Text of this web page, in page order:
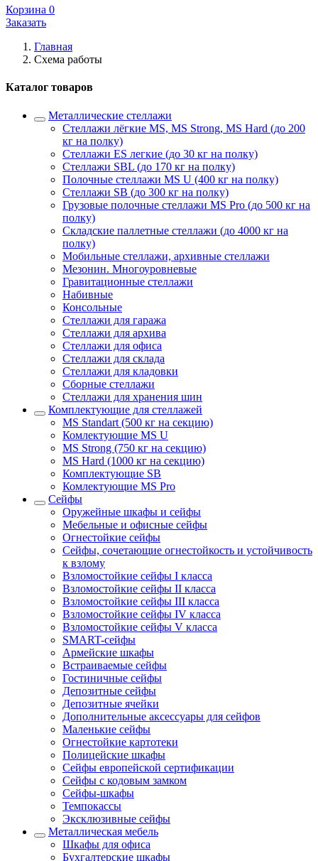
Корзина 0
Заказать
Главная
Схема работы
Каталог товаров
Металлические стеллажи
Стеллажи лёгкие MS, MS Strong, MS Hard (до 200
кг на полку)
Стеллажи ES легкие (до 30 кг на полку)
Стеллажи SBL (до 170 кг на полку)
Полочные стеллажи MS U (400 кг на полку)
Стеллажи SB (до 300 кг на полку)
Грузовые полочные стеллажи MS Pro (до 500 кг на
полку)
Складские паллетные стеллажи (до 4000 кг на
полку)
Мобильные стеллажи, архивные стеллажи
Мезонин. Многоуровневые
Гравитационные стеллажи
Набивные
Консольные
Стеллажи для гаража
Стеллажи для архива
Стеллажи для офиса
Стеллажи для склада
Стеллажи для кладовки
Сборные стеллажи
Стеллажи для хранения шин
Комплектующие для стеллажей
MS Standart (500 кг на секцию)
Комлектующие MS U
MS Strong (750 кг на секцию)
MS Hard (1000 кг на секцию)
Комплектующие SB
Комлектующие MS Pro
Сейфы
Оружейные шкафы и сейфы
Мебельные и офисные сейфы
Огнестойкие сейфы
Сейфы, сочетающие огнестойкость и устойчивость
к взлому
Взломостойкие сейфы I класса
Взломостойкие сейфы II класса
Взломостойкие сейфы III класса
Взломостойкие сейфы IV класса
Взломостойкие сейфы V класса
SMART-сейфы
Армейские шкафы
Встраиваемые сейфы
Гостиничные сейфы
Депозитные сейфы
Депозитные ячейки
Дополнительные аксессуары для сейфов
Маленькие сейфы
Огнестойкие картотеки
Полицейские шкафы
Сейфы европейской сертификации
Сейфы с кодовым замком
Сейфы-шкафы
Темпокассы
Эксклюзивные сейфы
Металлическая мебель
Шкафы для офиса
Бухгалтерские шкафы